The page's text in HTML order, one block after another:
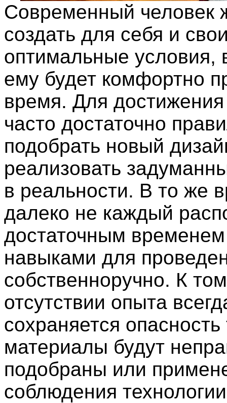
Современный человек
создать для себя и
оптимальные условия,
ему будет комфортно
время. Для
часто достаточно
подобрать новый
реализовать
в реальности. В то же
далеко не каждый
достаточным
навыками для
собственноручно. К
отсутствии опыта
сохраняется опасность
материалы будут
подобраны или
соблюдения